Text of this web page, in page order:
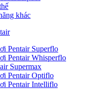
khác
Pentair Superflo
Pentair Whisperflo
Supermax
Pentair Optiflo
Pentair Intelliflo